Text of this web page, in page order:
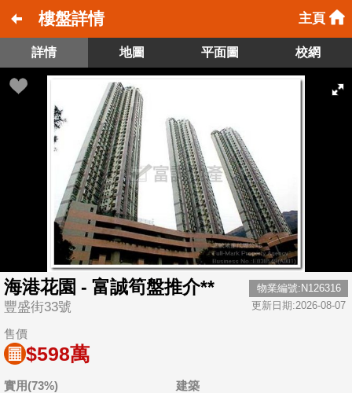
樓盤詳情 主頁
詳情 地圖 平面圖 校網
海港花園 - 富誠筍盤推介**
豐盛街33號
物業編號:N126316
更新日期:2026-08-07
售價
$598萬
實用(73%) 建築